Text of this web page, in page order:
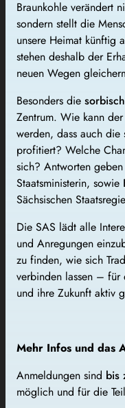
Braunkohle verändert
sondern stellt die
unsere Heimat künftig
stehen deshalb der
neuen Wegen
Besonders die
Zentrum. Wie kann der
werden, dass auch die
profitiert? Welche
sich? Antworten
Staatsministerin, sowie
Sächsischen
Die SAS lädt alle
und Anregungen
zu finden, wie sich
verbinden lassen – für
und ihre Zukunft aktiv
Mehr Infos und das
Anmeldungen sind bis
möglich und für die